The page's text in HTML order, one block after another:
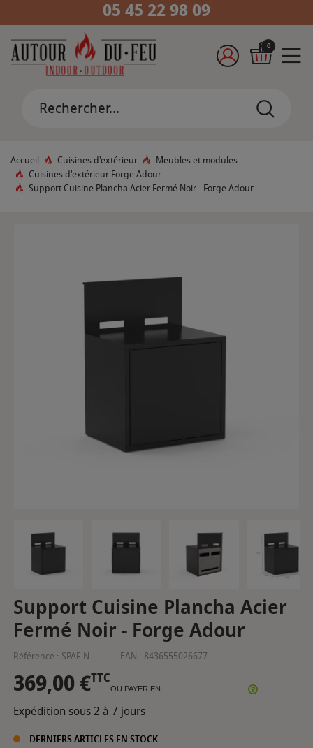
05 45 22 98 09
0
Accueil Cuisines d'extérieur
Meubles et modules
Cuisines d'extérieur Forge Adour
Support Cuisine Plancha Acier Fermé Noir - Forge Adour
Support Cuisine Plancha Acier
Fermé Noir - Forge Adour
Référence : SPAF-N EAN : 8436555026677
369,00 €TTC
OU PAYER EN
Expédition sous 2 à 7 jours
DERNIERS ARTICLES EN STOCK